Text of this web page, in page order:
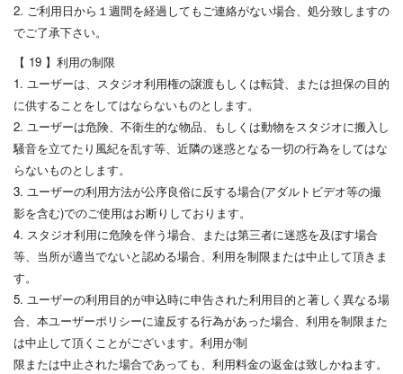
2. ご利用日から１週間を経過してもご連絡がない場合、処分致しますの
でご了承下さい。
【 19 】利用の制限
1. ユーザーは、スタジオ利用権の譲渡もしくは転貸、または担保の目的
に供することをしてはならないものとします。
2. ユーザーは危険、不衛生的な物品、もしくは動物をスタジオに搬入し
騒音を立てたり風紀を乱す等、近隣の迷惑となる一切の行為をしてはな
らないものとします。
3. ユーザーの利用方法が公序良俗に反する場合(アダルトビデオ等の撮
影を含む)でのご使用はお断りしております。
4. スタジオ利用に危険を伴う場合、または第三者に迷惑を及ぼす場合
等、当所が適当でないと認める場合、利用を制限または中止して頂きま
す。
5. ユーザーの利用目的が申込時に申告された利用目的と著しく異なる場
合、本ユーザーポリシーに違反する行為があった場合、利用を制限また
は中止して頂くことがございます。利用が制
限または中止された場合であっても、利用料金の返金は致しかねます。